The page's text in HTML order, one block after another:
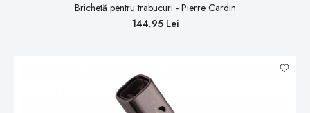
Brichetă pentru trabucuri - Pierre Cardin
144.95 Lei